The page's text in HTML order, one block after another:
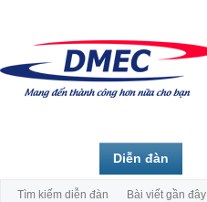
Diễn đàn
Tìm kiếm diễn đàn Bài viết gần đây